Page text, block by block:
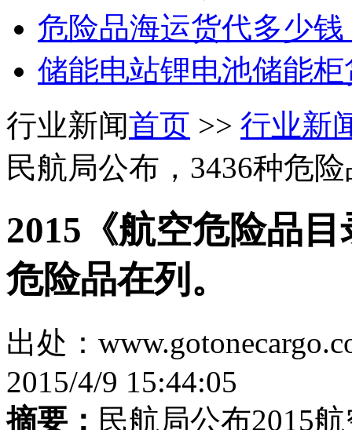
危险品海运货代多少
储能电站锂电池储能
行业新闻首页 >> 行业新
民航局公布，3436种危
2015《航空危险品
危险品在列。
出处：
2015/4/9 15:44:05
摘要： 民航局公布2015